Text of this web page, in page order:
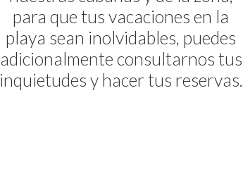
para que tus vacaciones en la
playa sean inolvidables, puedes
adicionalmente consultarnos tus
inquietudes y hacer tus reservas.